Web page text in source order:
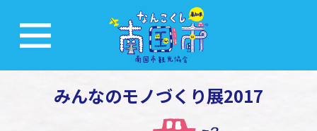
みんなのモノづくり展2017